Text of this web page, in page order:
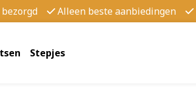
Alleen beste aanbiedingen
Stepjes